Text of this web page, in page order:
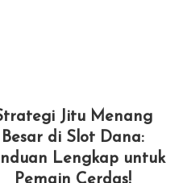
Jitu Menang
Besar di Slot Dana:
Lengkap untuk
Pemain Cerdas!